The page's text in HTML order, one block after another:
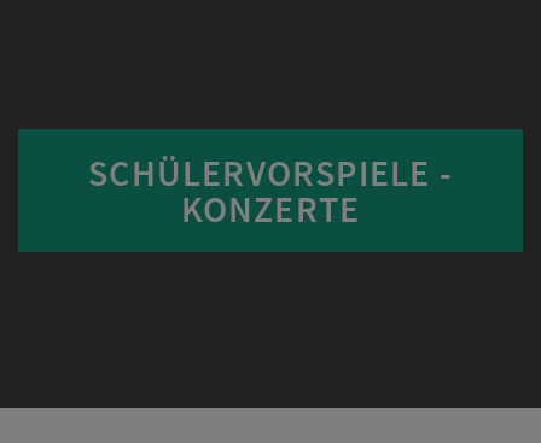
SCHÜLERVORSPIELE -
KONZERTE